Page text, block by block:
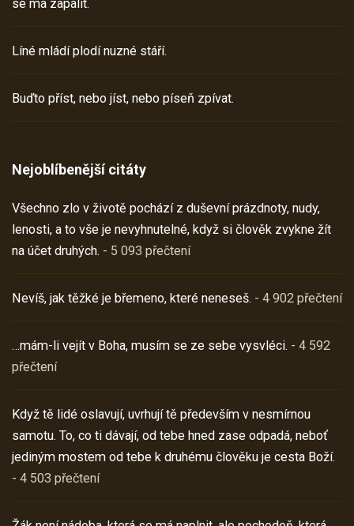
se má zapálit.
Líné mládí plodí nuzné stáří.
Buďto příst, nebo jíst, nebo píseň zpívat.
Nejoblíbenější citáty
Všechno zlo v životě pochází z duševní prázdnoty, nudy,
lenosti, a to vše je nevyhnutelné, když si člověk zvykne žít
na účet druhých. - 5 093 přečtení
Nevíš, jak těžké je břemeno, které neneseš. - 4 902 přečtení
…mám-li vejít v Boha, musím se ze sebe vysvléci. - 4 592
přečtení
Když tě lidé oslavují, uvrhují tě především v nesmírnou
samotu. To, co ti dávají, od tebe hned zase odpadá, neboť
jediným mostem od tebe k druhému člověku je cesta Boží.
- 4 503 přečtení